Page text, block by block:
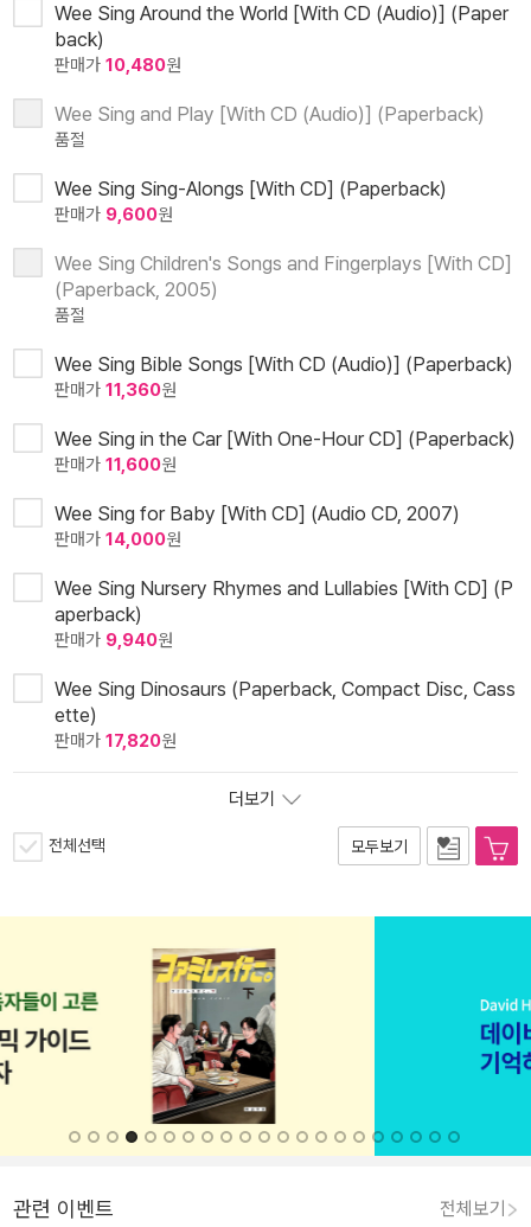
Wee Sing Around the World [With CD (Audio)] (Paper
back)
판매가 10,480원
Wee Sing and Play [With CD (Audio)] (Paperback)
품절
Wee Sing Sing-Alongs [With CD] (Paperback)
판매가 9,600원
Wee Sing Children's Songs and Fingerplays [With CD]
(Paperback, 2005)
품절
Wee Sing Bible Songs [With CD (Audio)] (Paperback)
판매가 11,360원
Wee Sing in the Car [With One-Hour CD] (Paperback)
판매가 11,600원
Wee Sing for Baby [With CD] (Audio CD, 2007)
판매가 14,000원
Wee Sing Nursery Rhymes and Lullabies [With CD] (P
aperback)
판매가 9,940원
Wee Sing Dinosaurs (Paperback, Compact Disc, Cass
ette)
판매가 17,820원
더보기
전체선택 모두보기
관련 이벤트 전체보기